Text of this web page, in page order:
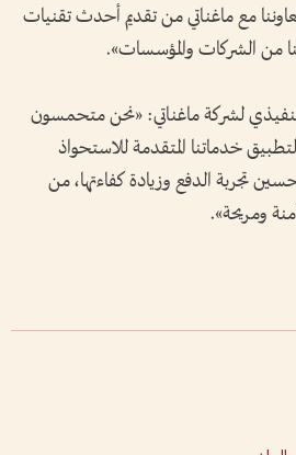
مع ماغناتي من تقديم أحدث تقنيات
من الشركات والمؤسسات».
لشركة ماغناتي: «نحن متحمسون
خدماتنا المتقدمة للاستحواذ
تجربة الدفع وزيادة كفاءتها، من
ومريحة».